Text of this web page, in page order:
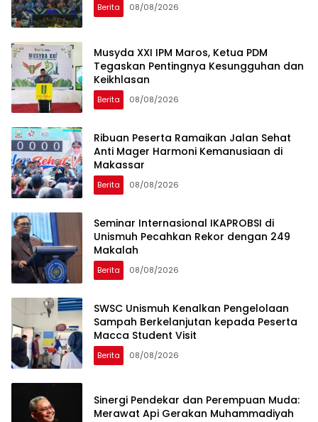
Berita 08/08/2026
Musyda XXI IPM Maros, Ketua PDM
Tegaskan Pentingnya Kesungguhan dan
Keikhlasan
Berita 08/08/2026
Ribuan Peserta Ramaikan Jalan Sehat
Anti Mager Harmoni Kemanusiaan di
Makassar
Berita 08/08/2026
Seminar Internasional IKAPROBSI di
Unismuh Pecahkan Rekor dengan 249
Makalah
Berita 08/08/2026
SWSC Unismuh Kenalkan Pengelolaan
Sampah Berkelanjutan kepada Peserta
Macca Student Visit
Berita 08/08/2026
Sinergi Pendekar dan Perempuan Muda:
Merawat Api Gerakan Muhammadiyah